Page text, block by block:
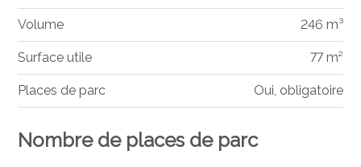
Volume 246 m³
Surface utile 77 m²
Places de parc Oui, obligatoire
Nombre de places de parc